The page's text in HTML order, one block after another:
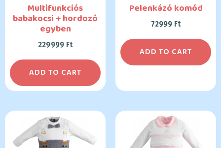
Multifunkciós
babakocsi + hordozó
egyben
229999 Ft
ADD TO CART
Pelenkázó komód
72999 Ft
ADD TO CART